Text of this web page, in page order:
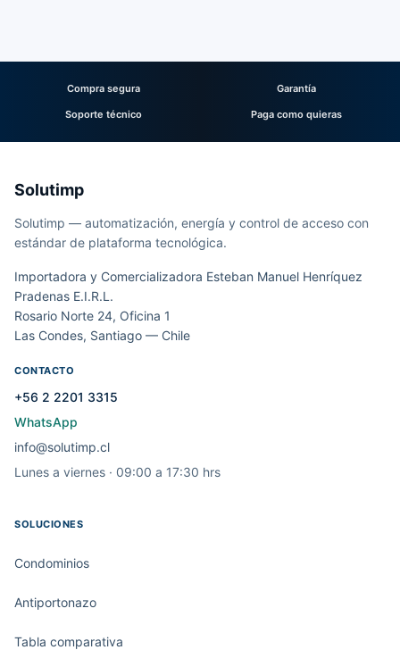
Compra segura Garantía
Soporte técnico Paga como quieras
Solutimp
Solutimp — automatización, energía y control de acceso con
estándar de plataforma tecnológica.
Importadora y Comercializadora Esteban Manuel Henríquez
Pradenas E.I.R.L.
Rosario Norte 24, Oficina 1
Las Condes, Santiago — Chile
CONTACTO
+56 2 2201 3315
WhatsApp
info@solutimp.cl
Lunes a viernes · 09:00 a 17:30 hrs
SOLUCIONES
Condominios
Antiportonazo
Tabla comparativa